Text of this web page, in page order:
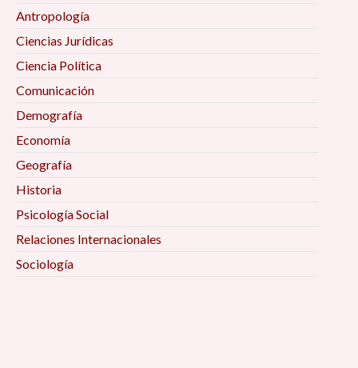
Antropología
Ciencias Jurídicas
Ciencia Política
Comunicación
Demografía
Economía
Geografía
Historia
Psicología Social
Relaciones Internacionales
Sociología